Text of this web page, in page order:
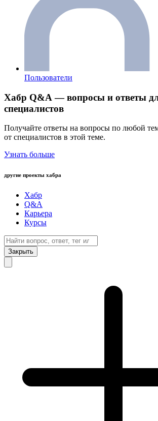
Пользователи
Хабр Q&A — вопросы и ответы
специалистов
Получайте ответы на вопросы по любой
от специалистов в этой теме.
Узнать больше
другие проекты хабра
Хабр
Q&A
Карьера
Курсы
Закрыть